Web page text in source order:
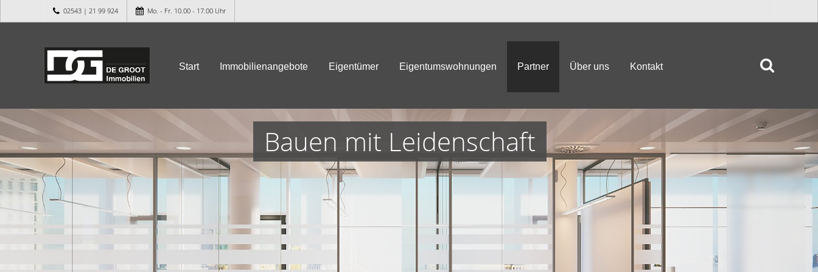
02543 | 21 99 924 Mo. - Fr. 10.00 - 17.00 Uhr
Start Immobilienangebote Eigentümer Eigentumswohnungen Partner Über uns Kontakt
Bauen mit Leidenschaft